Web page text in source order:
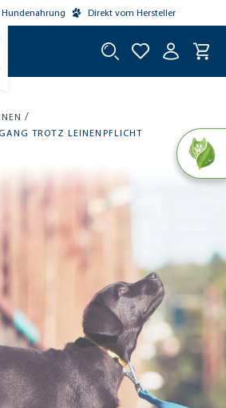
Direkt vom Hersteller
/
TROTZ LEINENPFLICHT